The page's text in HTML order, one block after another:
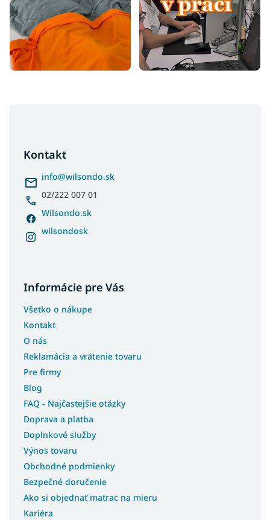
Kontakt
info@wilsondo.sk
02/222 007 01
Wilsondo.sk
wilsondosk
Informácie pre Vás
Všetko o nákupe
Kontakt
O nás
Reklamácia a vrátenie tovaru
Pre firmy
Blog
FAQ - Najčastejšie otázky
Doprava a platba
Doplnkové služby
Výnos tovaru
Obchodné podmienky
Bezpečné doručenie
Ako si objednať matrac na mieru
Kariéra